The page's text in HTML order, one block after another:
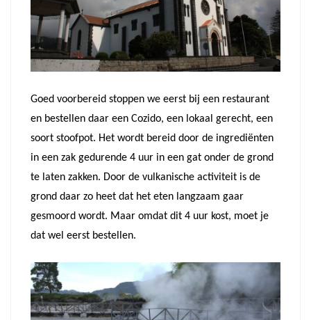
Goed voorbereid stoppen we eerst bij een restaurant
en bestellen daar een Cozido, een lokaal gerecht, een
soort stoofpot. Het wordt bereid door de ingrediënten
in een zak gedurende 4 uur in een gat onder de grond
te laten zakken. Door de vulkanische activiteit is de
grond daar zo heet dat het eten langzaam gaar
gesmoord wordt. Maar omdat dit 4 uur kost, moet je
dat wel eerst bestellen.